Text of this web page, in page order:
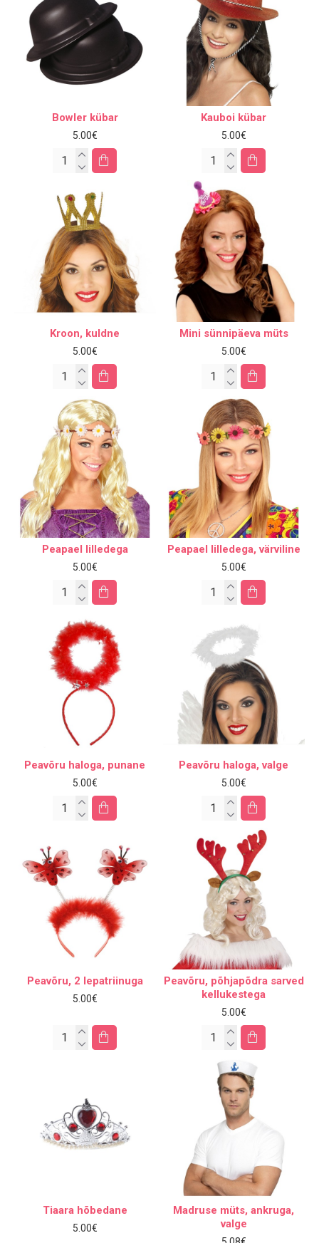
Bowler kübar
5.00€
Kauboi kübar
5.00€
Kroon, kuldne
5.00€
Mini sünnipäeva müts
5.00€
Peapael lilledega
5.00€
Peapael lilledega, värviline
5.00€
Peavõru haloga, punane
5.00€
Peavõru haloga, valge
5.00€
Peavõru, 2 lepatriinuga
5.00€
Peavõru, põhjapõdra sarved
kellukestega
5.00€
Tiaara hõbedane
5.00€
Madruse müts, ankruga,
valge